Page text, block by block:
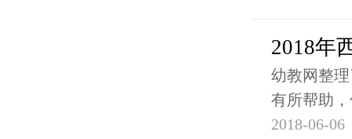
2018年
幼教网整
有所帮助
2018-06-06